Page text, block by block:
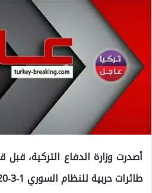
أصدرت وزارة الدفاع التركية، قبل
طائرات حربية للنظام السوري 1-3-2020.